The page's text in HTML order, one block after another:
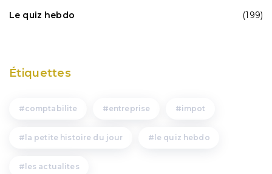
Le quiz hebdo
(199)
Étiquettes
comptabilite entreprise impot
la petite histoire du jour le quiz hebdo
les actualites